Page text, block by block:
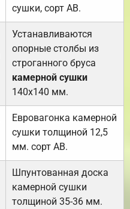
сушки, сорт АВ.
Устанавливаются
опорные столбы из
строганного бруса
камерной сушки
140х140 мм.
Евровагонка камерной
сушки толщиной 12,5
мм. сорт АВ.
Шпунтованная доска
камерной сушки
толщиной 35-36 мм.